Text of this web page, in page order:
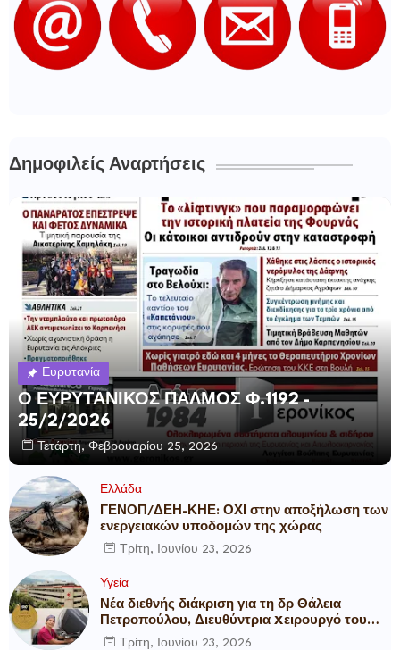
Δημοφιλείς Αναρτήσεις
Ευρυτανία
Ο ΕΥΡΥΤΑΝΙΚΟΣ ΠΑΛΜΟΣ Φ.1192 -
25/2/2026
Τετάρτη, Φεβρουαρίου 25, 2026
Ελλάδα
ΓΕΝΟΠ/ΔΕΗ-ΚΗΕ: ΟΧΙ στην αποξήλωση των
ενεργειακών υποδομών της χώρας
Τρίτη, Ιουνίου 23, 2026
Υγεία
Νέα διεθνής διάκριση για τη δρ Θάλεια
Πετροπούλου, Διευθύντρια Xειρουργό του
Metropolitan General
Τρίτη, Ιουνίου 23, 2026